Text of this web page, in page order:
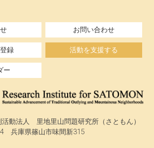
お問い合わせ
録 活動を支援する
ー
活動法人 里地里山問題研究所（さともん）
兵庫県篠山市味間新315